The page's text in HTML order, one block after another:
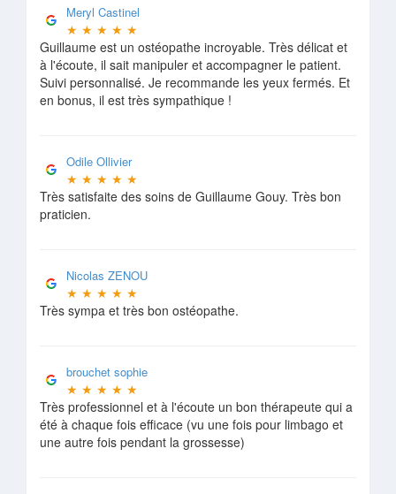
Meryl Castinel
★ ★ ★ ★ ★
Guillaume est un ostéopathe incroyable. Très délicat et
à l'écoute, il sait manipuler et accompagner le patient.
Suivi personnalisé. Je recommande les yeux fermés. Et
en bonus, il est très sympathique !
Odile Ollivier
★ ★ ★ ★ ★
Très satisfaite des soins de Guillaume Gouy. Très bon
praticien.
Nicolas ZENOU
★ ★ ★ ★ ★
Très sympa et très bon ostéopathe.
brouchet sophie
★ ★ ★ ★ ★
Très professionnel et à l'écoute un bon thérapeute qui a
été à chaque fois efficace (vu une fois pour limbago et
une autre fois pendant la grossesse)